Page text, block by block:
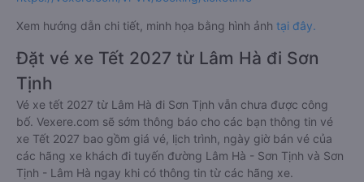
Xem hướng dẫn chi tiết, minh họa bằng hình ảnh tại đây.
Đặt vé xe Tết 2027 từ Lâm Hà đi Sơn
Tịnh
Vé xe tết 2027 từ Lâm Hà đi Sơn Tịnh vẫn chưa được công
bố. Vexere.com sẽ sớm thông báo cho các bạn thông tin vé
xe Tết 2027 bao gồm giá vé, lịch trình, ngày giờ bán vé của
các hãng xe khách đi tuyến đường Lâm Hà - Sơn Tịnh và Sơn
Tịnh - Lâm Hà ngay khi có thông tin từ các hãng xe.